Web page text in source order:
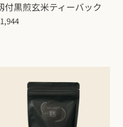
付黒煎玄米ティーバック